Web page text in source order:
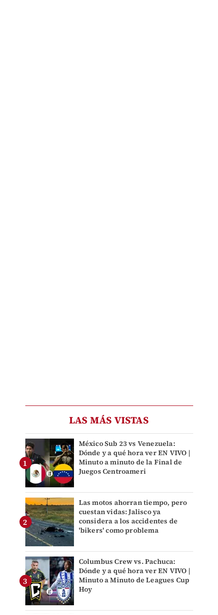
LAS MÁS VISTAS
México Sub 23 vs Venezuela:
Dónde y a qué hora ver EN VIVO |
Minuto a minuto de la Final de
Juegos Centroameri
Las motos ahorran tiempo, pero
cuestan vidas: Jalisco ya
considera a los accidentes de
'bikers' como problema
Columbus Crew vs. Pachuca:
Dónde y a qué hora ver EN VIVO |
Minuto a Minuto de Leagues Cup
Hoy